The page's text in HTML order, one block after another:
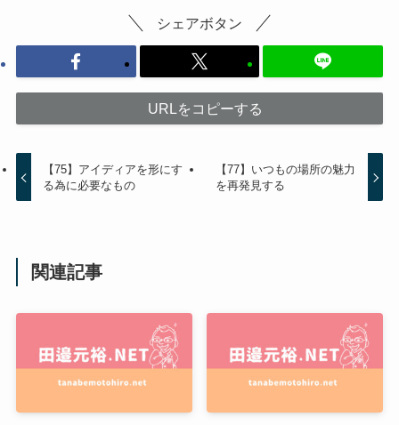
シェアボタン
URLをコピーする
【75】アイディアを形にす
る為に必要なもの
【77】いつもの場所の魅力
を再発見する
関連記事